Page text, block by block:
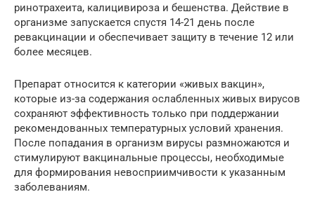
ринотрахеита, калицивироза и бешенства. Действие в
организме запускается спустя 14-21 день после
ревакцинации и обеспечивает защиту в течение 12 или
более месяцев.
Препарат относится к категории «живых вакцин»,
которые из-за содержания ослабленных живых вирусов
сохраняют эффективность только при поддержании
рекомендованных температурных условий хранения.
После попадания в организм вирусы размножаются и
стимулируют вакцинальные процессы, необходимые
для формирования невосприимчивости к указанным
заболеваниям.